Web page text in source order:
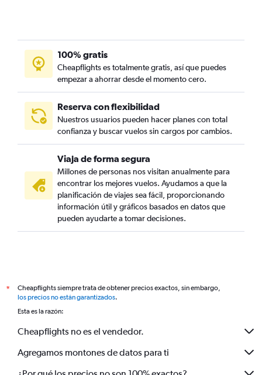
100% gratis
Cheapflights es totalmente gratis, así que puedes
empezar a ahorrar desde el momento cero.
Reserva con flexibilidad
Nuestros usuarios pueden hacer planes con total
confianza y buscar vuelos sin cargos por cambios.
Viaja de forma segura
Millones de personas nos visitan anualmente para
encontrar los mejores vuelos. Ayudamos a que la
planificación de viajes sea fácil, proporcionando
información útil y gráficos basados en datos que
pueden ayudarte a tomar decisiones.
*
Cheapflights siempre trata de obtener precios exactos, sin embargo,
los precios no están garantizados.
Esta es la razón:
Cheapflights no es el vendedor.
Agregamos montones de datos para ti